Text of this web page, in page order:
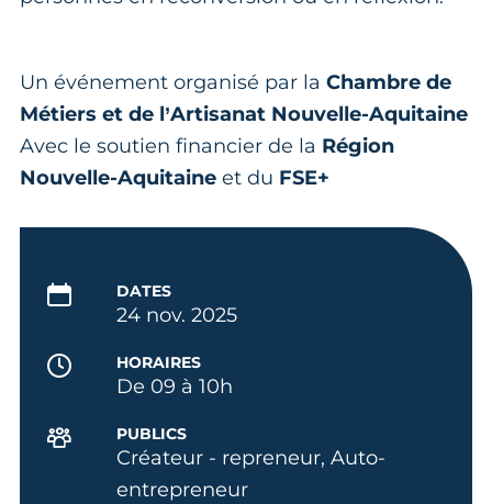
Un événement organisé par la Chambre de
Métiers et de l’Artisanat Nouvelle-Aquitaine
Avec le soutien financier de la Région
Nouvelle-Aquitaine et du FSE+
DATES
24 nov. 2025
HORAIRES
De 09 à 10h
PUBLICS
Créateur - repreneur, Auto-
entrepreneur